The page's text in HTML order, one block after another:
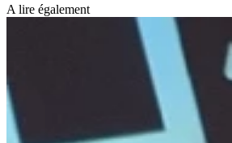
A lire également